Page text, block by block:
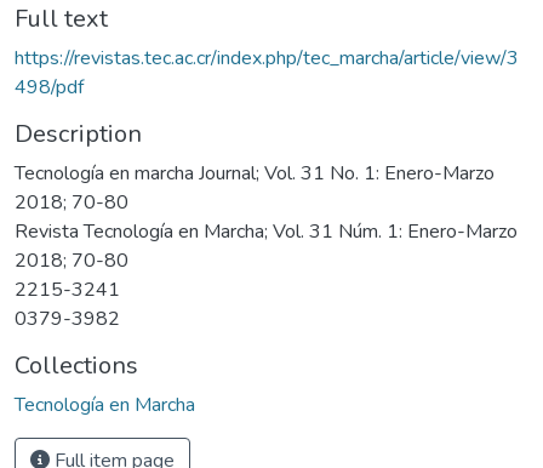
Full text
https://revistas.tec.ac.cr/index.php/tec_marcha/article/view/3
498/pdf
Description
Tecnología en marcha Journal; Vol. 31 No. 1: Enero-Marzo
2018; 70-80
Revista Tecnología en Marcha; Vol. 31 Núm. 1: Enero-Marzo
2018; 70-80
2215-3241
0379-3982
Collections
Tecnología en Marcha
Full item page